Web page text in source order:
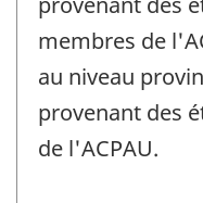
membres de
au niveau
provenant des
de l'ACPAU.